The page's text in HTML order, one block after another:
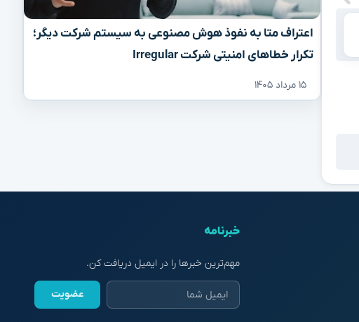
اعتراف متا به نفوذ هوش مصنوعی به سیستم شرکت دیگر؛
تکرار خطاهای امنیتی شرکت Irregular
۱۵ مرداد ۱۴۰۵
خبرنامه
مهم‌ترین خبرها را در ایمیل دریافت کن.
عضویت